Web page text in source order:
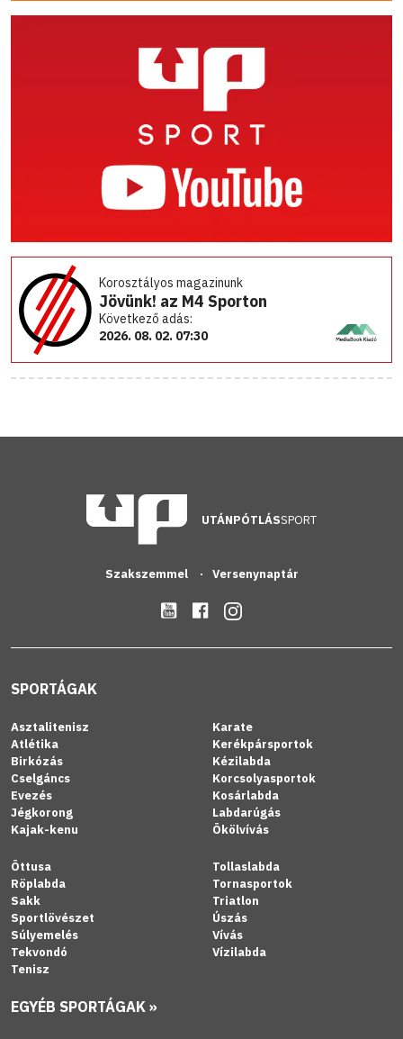
Korosztályos magazinunk
Jövünk! az M4 Sporton
Következő adás:
2026. 08. 02. 07:30
UTÁNPÓTLÁSSPORT
Szakszemmel Versenynaptár
SPORTÁGAK
Asztalitenisz
Atlétika
Birkózás
Cselgáncs
Evezés
Jégkorong
Kajak-kenu
Karate
Kerékpársportok
Kézilabda
Korcsolyasportok
Kosárlabda
Labdarúgás
Ökölvívás
Öttusa
Röplabda
Sakk
Sportlövészet
Súlyemelés
Tekvondó
Tenisz
Tollaslabda
Tornasportok
Triatlon
Úszás
Vívás
Vízilabda
EGYÉB SPORTÁGAK »